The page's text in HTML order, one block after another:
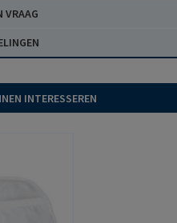
VRAAG
INTERESSEREN